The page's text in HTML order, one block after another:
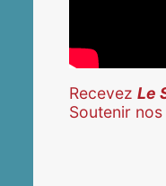
RecevezLe
Soutenir nos